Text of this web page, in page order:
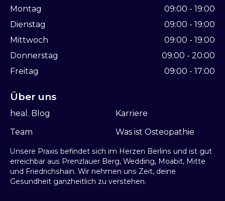
Montag
09:00 - 19:00
Dienstag
09:00 - 19:00
Mittwoch
09:00 - 19:00
Donnerstag
09:00 - 20:00
Freitag
09:00 - 17:00
Über uns
heal. Blog
Karriere
Team
Was ist Osteopathie
Unsere Praxis befindet sich im Herzen Berlins und ist gut
erreichbar aus Prenzlauer Berg, Wedding, Moabit, Mitte
und Friedrichshain. Wir nehmen uns Zeit, deine
Gesundheit ganzheitlich zu verstehen.